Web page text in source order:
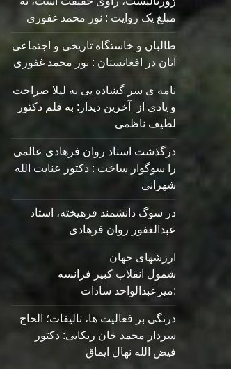
مبلغ یک روایت : نور محمد غفوری
طالبان و خاستگاه تاریخی و اجتماعی
آنان در افغانستان : نور محمد غفوری
نامه ی سر گشاده يی به ليلا صراحت
و یادی از آخرین دیدار: به قلم دکتور
لطیف ناظمی
درگذشت استاد روان فرهادی عالمی
را سوگوار ساخت : دکتور عنایت الله
شهرانی
در سوگ دانشمند فرهیخته، استاد
عبدالغفور روان فرهادی
ارزشهای جهان
شمول انقلاب کبیر فرانسه
:میرعبدالواحد سادات
درنگی بر فعالیت ها، تالیفات؛ الحاج
سردار محمد خان ریکایی: دکتور
فیض الله نهال ایماق